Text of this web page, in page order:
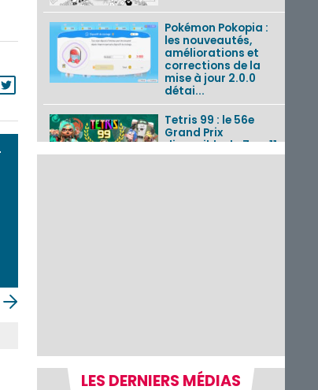
Pokémon Pokopia :
les nouveautés,
améliorations et
corrections de la
mise à jour 2.0.0
détai...
Tetris 99 : le 56e
Grand Prix
disponible du 7 au 11
août 2026 avec un
des séquences de
game...
LES DERNIERS MÉDIAS